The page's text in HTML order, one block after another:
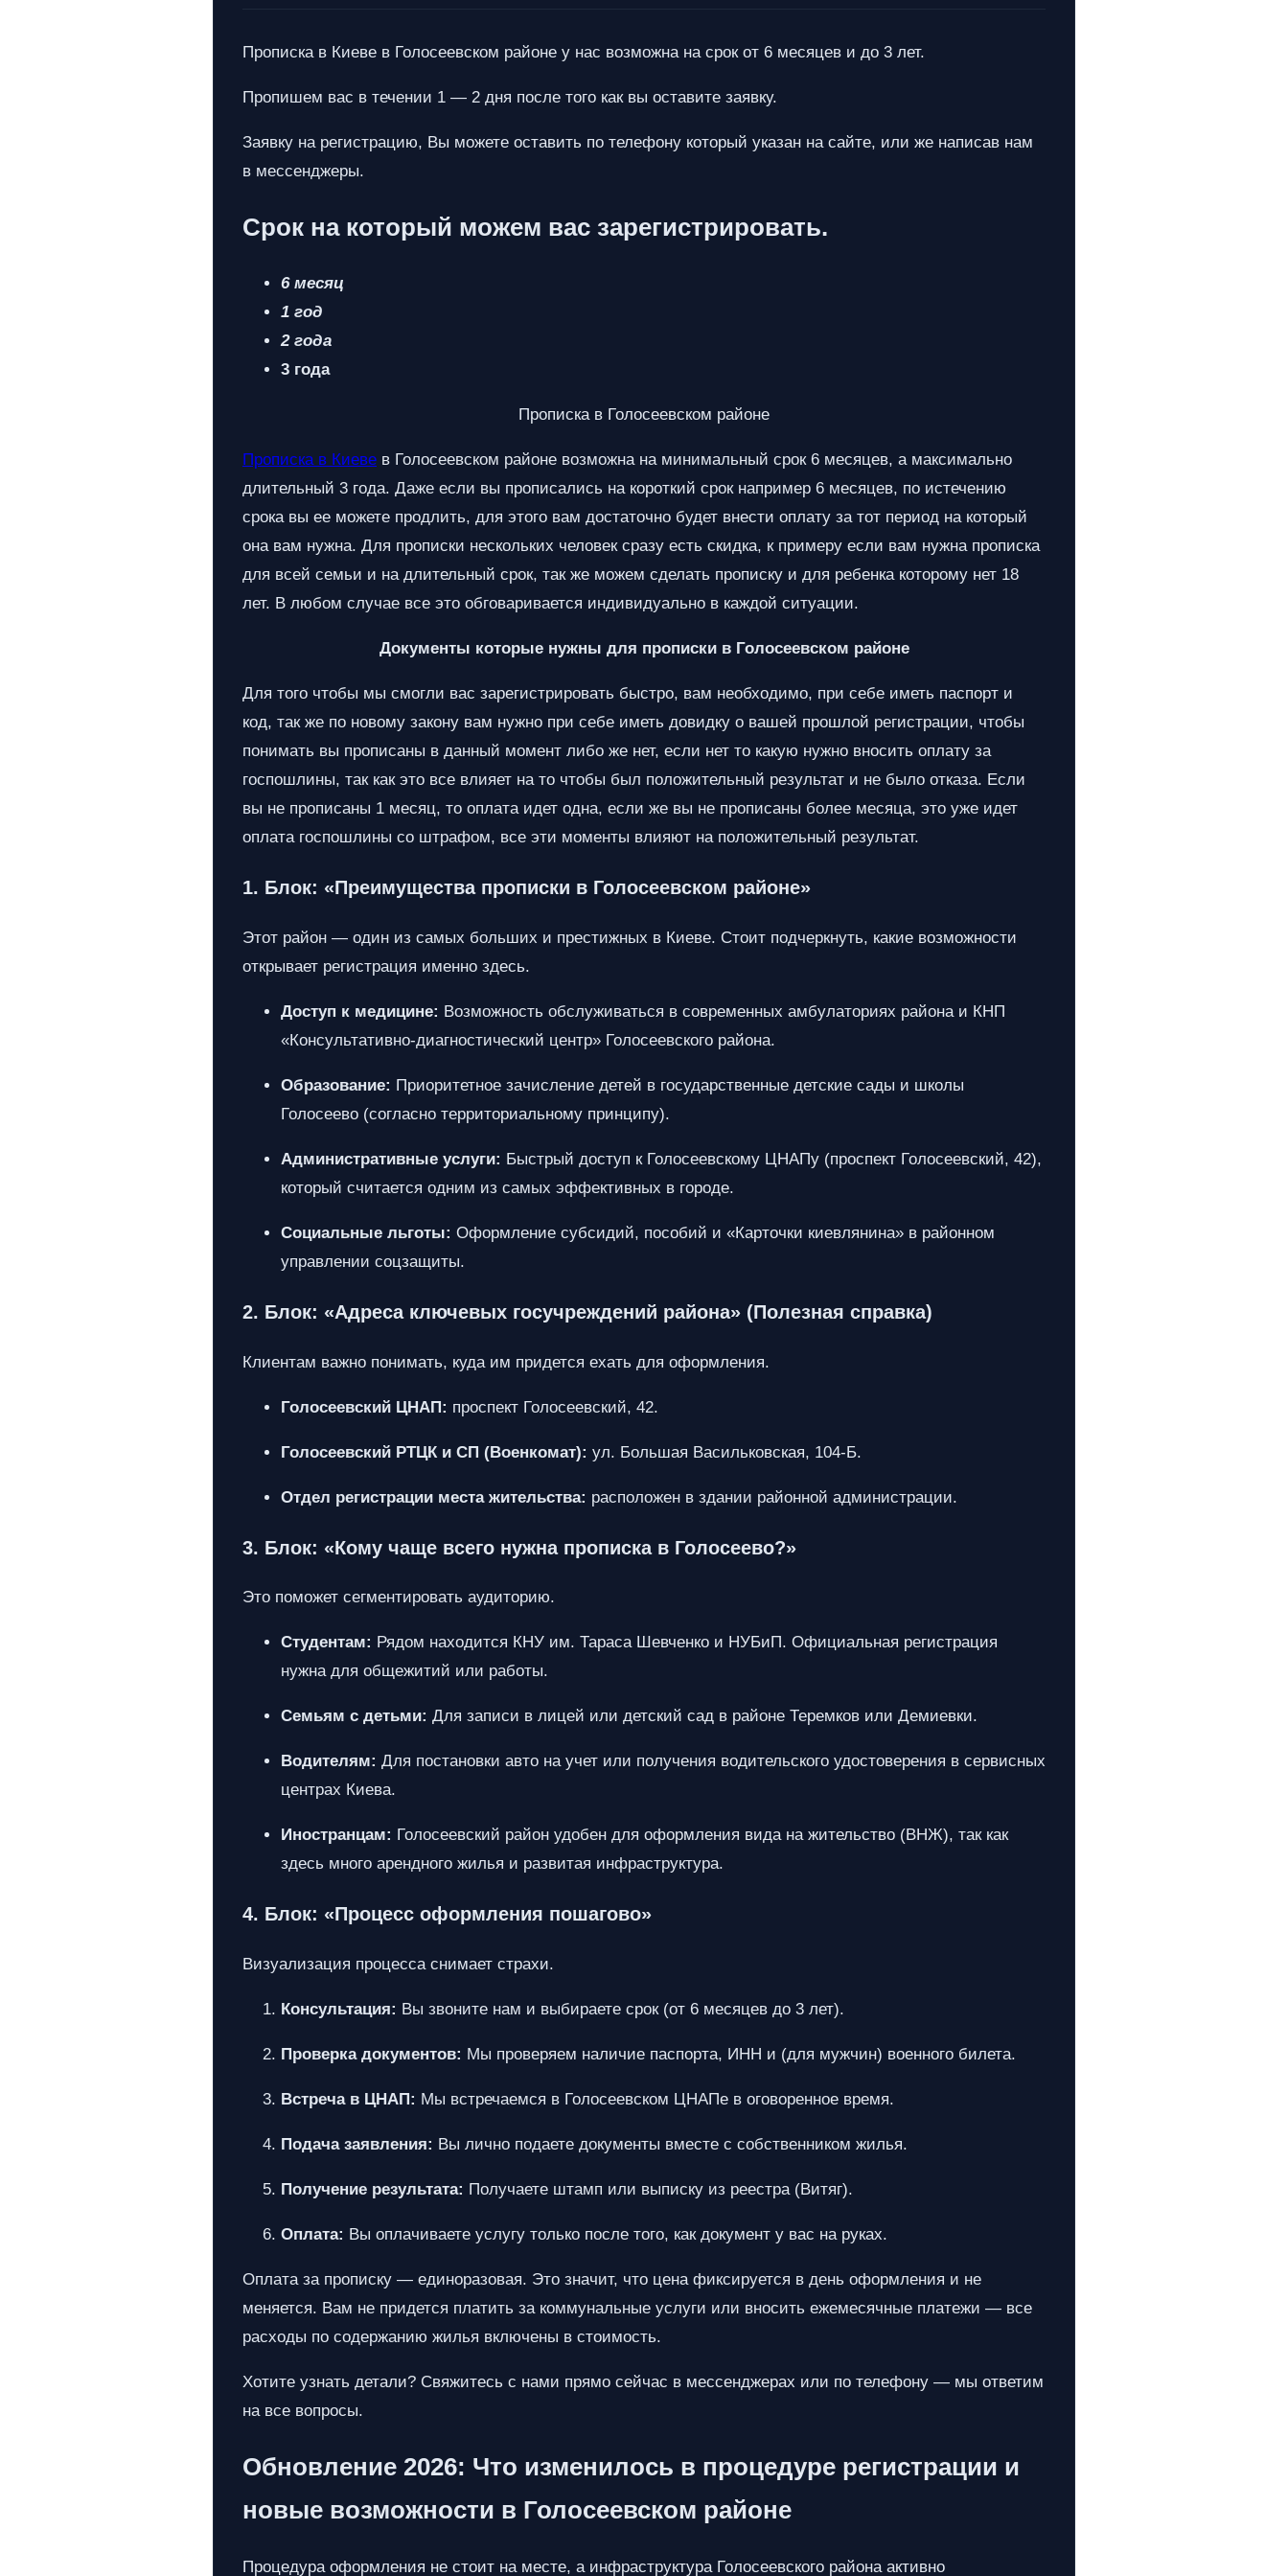
Прописка в Киеве в Голосеевском районе у нас возможна на срок от 6 месяцев и до 3 лет.
Пропишем вас в течении 1 — 2 дня после того как вы оставите заявку.
Заявку на регистрацию, Вы можете оставить по телефону который указан на сайте, или же написав нам
в мессенджеры.
Срок на который можем вас зарегистрировать.
6 месяц
1 год
2 года
3 года
Прописка в Голосеевском районе
Прописка в Киеве в Голосеевском районе возможна на минимальный срок 6 месяцев, а максимально
длительный 3 года. Даже если вы прописались на короткий срок например 6 месяцев, по истечению
срока вы ее можете продлить, для этого вам достаточно будет внести оплату за тот период на который
она вам нужна. Для прописки нескольких человек сразу есть скидка, к примеру если вам нужна прописка
для всей семьи и на длительный срок, так же можем сделать прописку и для ребенка которому нет 18
лет. В любом случае все это обговаривается индивидуально в каждой ситуации.
Документы которые нужны для прописки в Голосеевском районе
Для того чтобы мы смогли вас зарегистрировать быстро, вам необходимо, при себе иметь паспорт и
код, так же по новому закону вам нужно при себе иметь довидку о вашей прошлой регистрации, чтобы
понимать вы прописаны в данный момент либо же нет, если нет то какую нужно вносить оплату за
госпошлины, так как это все влияет на то чтобы был положительный результат и не было отказа. Если
вы не прописаны 1 месяц, то оплата идет одна, если же вы не прописаны более месяца, это уже идет
оплата госпошлины со штрафом, все эти моменты влияют на положительный результат.
1. Блок: «Преимущества прописки в Голосеевском районе»
Этот район — один из самых больших и престижных в Киеве. Стоит подчеркнуть, какие возможности
открывает регистрация именно здесь.
Доступ к медицине: Возможность обслуживаться в современных амбулаториях района и КНП
«Консультативно-диагностический центр» Голосеевского района.
Образование: Приоритетное зачисление детей в государственные детские сады и школы
Голосеево (согласно территориальному принципу).
Административные услуги: Быстрый доступ к Голосеевскому ЦНАПу (проспект Голосеевский, 42),
который считается одним из самых эффективных в городе.
Социальные льготы: Оформление субсидий, пособий и «Карточки киевлянина» в районном
управлении соцзащиты.
2. Блок: «Адреса ключевых госучреждений района» (Полезная справка)
Клиентам важно понимать, куда им придется ехать для оформления.
Голосеевский ЦНАП: проспект Голосеевский, 42.
Голосеевский РТЦК и СП (Военкомат): ул. Большая Васильковская, 104-Б.
Отдел регистрации места жительства: расположен в здании районной администрации.
3. Блок: «Кому чаще всего нужна прописка в Голосеево?»
Это поможет сегментировать аудиторию.
Студентам: Рядом находится КНУ им. Тараса Шевченко и НУБиП. Официальная регистрация
нужна для общежитий или работы.
Семьям с детьми: Для записи в лицей или детский сад в районе Теремков или Демиевки.
Водителям: Для постановки авто на учет или получения водительского удостоверения в сервисных
центрах Киева.
Иностранцам: Голосеевский район удобен для оформления вида на жительство (ВНЖ), так как
здесь много арендного жилья и развитая инфраструктура.
4. Блок: «Процесс оформления пошагово»
Визуализация процесса снимает страхи.
Консультация: Вы звоните нам и выбираете срок (от 6 месяцев до 3 лет).
Проверка документов: Мы проверяем наличие паспорта, ИНН и (для мужчин) военного билета.
Встреча в ЦНАП: Мы встречаемся в Голосеевском ЦНАПе в оговоренное время.
Подача заявления: Вы лично подаете документы вместе с собственником жилья.
Получение результата: Получаете штамп или выписку из реестра (Витяг).
Оплата: Вы оплачиваете услугу только после того, как документ у вас на руках.
Оплата за прописку — единоразовая. Это значит, что цена фиксируется в день оформления и не
меняется. Вам не придется платить за коммунальные услуги или вносить ежемесячные платежи — все
расходы по содержанию жилья включены в стоимость.
Хотите узнать детали? Свяжитесь с нами прямо сейчас в мессенджерах или по телефону — мы ответим
на все вопросы.
Обновление 2026: Что изменилось в процедуре регистрации и
новые возможности в Голосеевском районе
Процедура оформления не стоит на месте, а инфраструктура Голосеевского района активно